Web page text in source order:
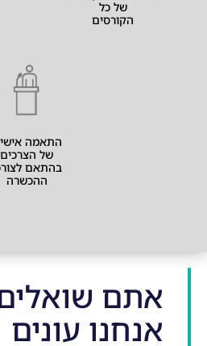
של כל
הקורסים
התאמה
של הצרכים
בהתאם
ההכשרה
אתם
אנחנו עונים